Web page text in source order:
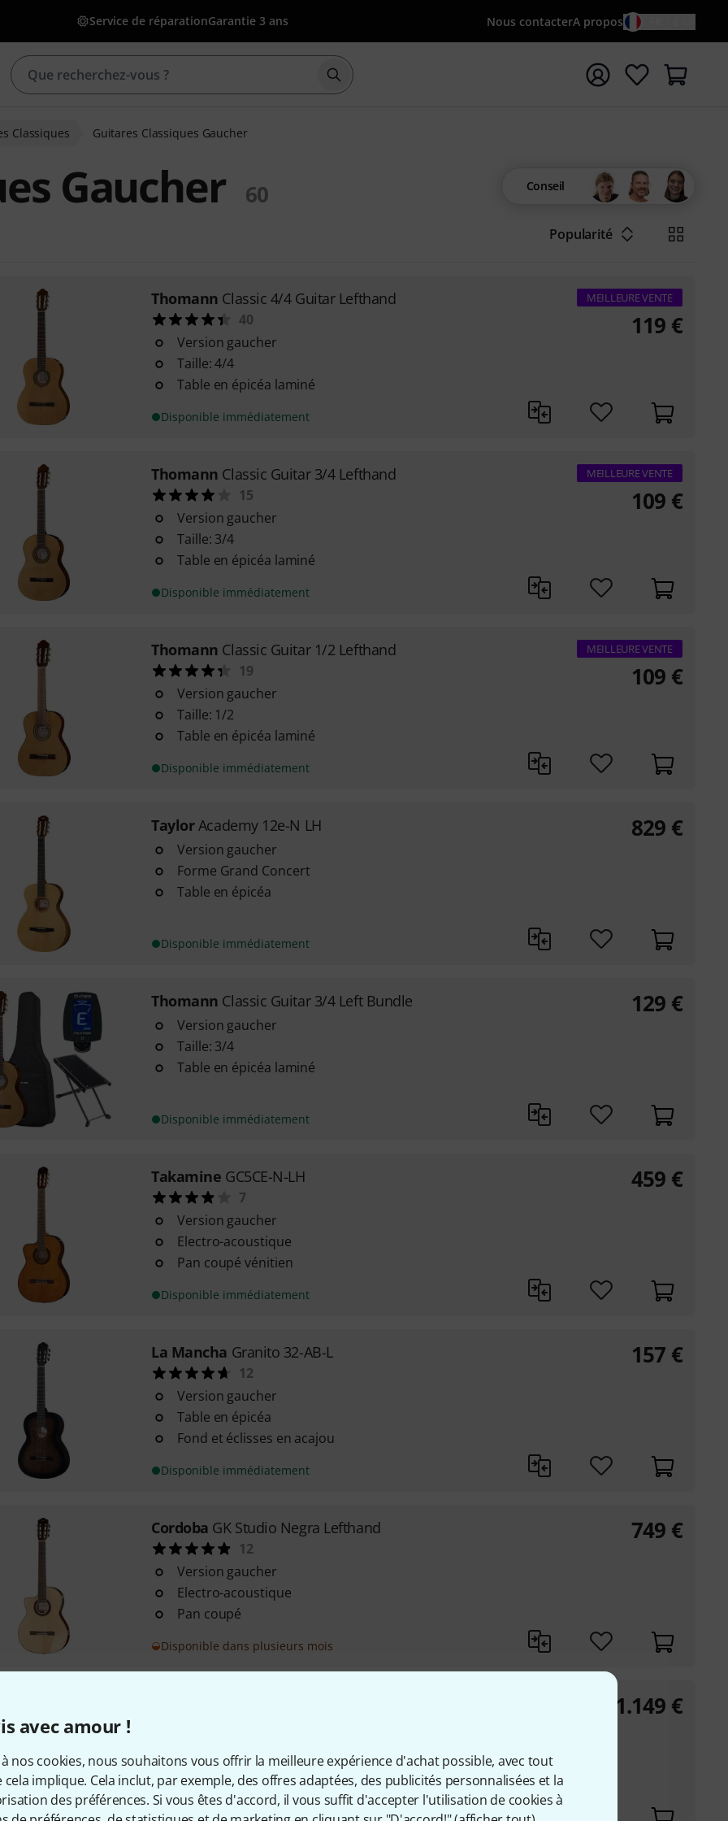
avec amour !
nos cookies, nous souhaitons vous offrir la meilleure expérience d'achat possible, avec tout
cela implique. Cela inclut, par exemple, des offres adaptées, des publicités personnalisées et la
des préférences. Si vous êtes d'accord, il vous suffit d'accepter l'utilisation de cookies à
Service de réparationGarantie 3 ans Nous contacterA propos
Démarrer la recherche avec le terme de recherche
Classiques Guitares Classiques Gaucher
Gaucher 60 Conseil
Popularité
Thomann Classic 4/4 Guitar Lefthand
40
Version gaucher
Taille: 4/4
Table en épicéa laminé
Disponible immédiatement
MEILLEURE VENTE
119 €
Thomann Classic Guitar 3/4 Lefthand
15
Version gaucher
Taille: 3/4
Table en épicéa laminé
Disponible immédiatement
MEILLEURE VENTE
109 €
Thomann Classic Guitar 1/2 Lefthand
19
Version gaucher
Taille: 1/2
Table en épicéa laminé
Disponible immédiatement
MEILLEURE VENTE
109 €
TaylorAcademy 12e-N LH
Version gaucher
Forme Grand Concert
Table en épicéa
Disponible immédiatement
829 €
Thomann Classic Guitar 3/4 Left Bundle
Version gaucher
Taille: 3/4
Table en épicéa laminé
Disponible immédiatement
129 €
Takamine GC5CE-N-LH
7
Version gaucher
Electro-acoustique
Pan coupé vénitien
Disponible immédiatement
459 €
La Mancha Granito 32-AB-L
12
Version gaucher
Table en épicéa
Fond et éclisses en acajou
Disponible immédiatement
157 €
Cordoba GK Studio Negra Lefthand
12
Version gaucher
Electro-acoustique
Pan coupé
Disponible dans plusieurs mois
749 €
Forme Grand Auditorium
Pan coupé
1.149 €